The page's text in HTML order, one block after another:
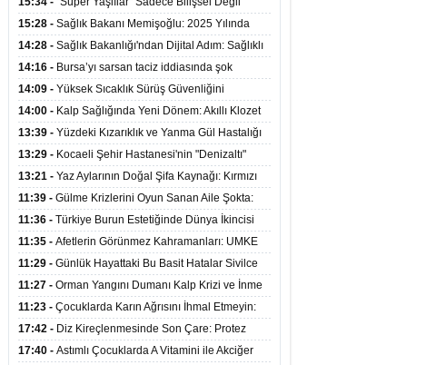
Fiziksel Olarak da Daha Sağlıklı Yaşıyor
15:28 - Sağlık Bakanı Memişoğlu: 2025 Yılında
300 Bini Aşkın Kişiye Emzirme Eğitimi Verildi
14:28 - Sağlık Bakanlığı'ndan Dijital Adım: Sağlıklı
Hayat Merkezlerinde Uzaktan Sağlık Hizmeti
Başladı
14:16 - Bursa’yı sarsan taciz iddiasında şok
gelişme!
14:09 - Yüksek Sıcaklık Sürüş Güvenliğini
Düşürüyor: 40 Derecede Güvenli Sürüş Süresi 53
Dakikaya İniyor
14:00 - Kalp Sağlığında Yeni Dönem: Akıllı Klozet
Kapağı 30 Saniyede Ritim Bozukluğunu Tespit
Ediyor
13:39 - Yüzdeki Kızarıklık ve Yanma Gül Hastalığı
(Rozasea) Belirtisi Olabilir
13:29 - Kocaeli Şehir Hastanesi'nin "Denizaltı"
Görünümlü Ünitesi Hastalara Umut Oluyor
13:21 - Yaz Aylarının Doğal Şifa Kaynağı: Kırmızı
Meyveler Bağışıklığı ve Kalbi Koruyor
11:39 - Gülme Krizlerini Oyun Sanan Aile Şokta:
3,5 Yaşındaki Çocuk 8 Kez Felç Geçirdi
11:36 - Türkiye Burun Estetiğinde Dünya İkincisi
Oldu
11:35 - Afetlerin Görünmez Kahramanları: UMKE
Dev Kadrosuyla Görev Başında
11:29 - Günlük Hayattaki Bu Basit Hatalar Sivilce
Oluşumunu Tetikliyor
11:27 - Orman Yangını Dumanı Kalp Krizi ve İnme
Riskini Artırıyor
11:23 - Çocuklarda Karın Ağrısını İhmal Etmeyin:
Apandisit Habercisi Olabilir
17:42 - Diz Kireçlenmesinde Son Çare: Protez
Ameliyatı İle Yaşam Kalitesi Artıyor
17:40 - Astımlı Çocuklarda A Vitamini ile Akciğer